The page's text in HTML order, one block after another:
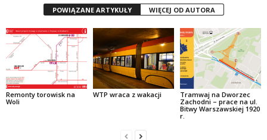
POWIĄZANE ARTYKUŁY WIĘCEJ OD AUTORA
Remonty torowisk na
Woli
WTP wraca z wakacji
Tramwaj na Dworzec
Zachodni – prace na ul.
Bitwy Warszawskiej 1920
r.